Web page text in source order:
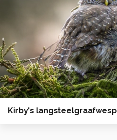
Kirby's langsteelgraafwesp